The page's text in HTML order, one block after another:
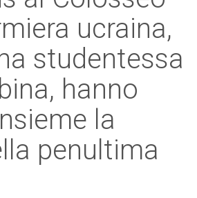
ucraina,
studentessa
hanno
la
penultima